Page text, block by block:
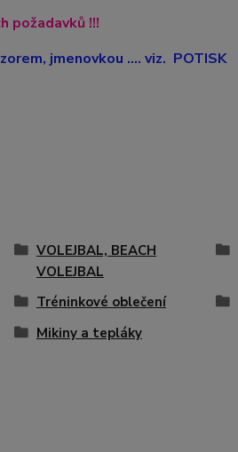
požadavků !!!
jmenovkou .... viz. POTISK
VOLEJBAL, BEACH
VOLEJBAL
Tréninkové oblečení
Mikiny a tepláky